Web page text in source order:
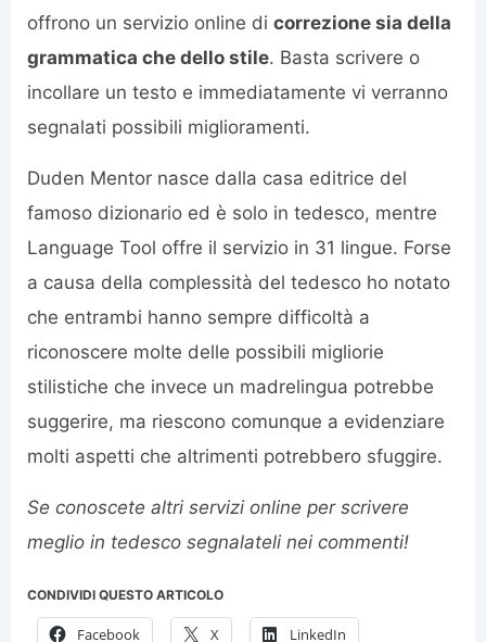
offrono un servizio online di correzione sia della
grammatica che dello stile. Basta scrivere o
incollare un testo e immediatamente vi verranno
segnalati possibili miglioramenti.
Duden Mentor nasce dalla casa editrice del
famoso dizionario ed è solo in tedesco, mentre
Language Tool offre il servizio in 31 lingue. Forse
a causa della complessità del tedesco ho notato
che entrambi hanno sempre difficoltà a
riconoscere molte delle possibili migliorie
stilistiche che invece un madrelingua potrebbe
suggerire, ma riescono comunque a evidenziare
molti aspetti che altrimenti potrebbero sfuggire.
Se conoscete altri servizi online per scrivere
meglio in tedesco segnalateli nei commenti!
CONDIVIDI QUESTO ARTICOLO
Facebook X LinkedIn